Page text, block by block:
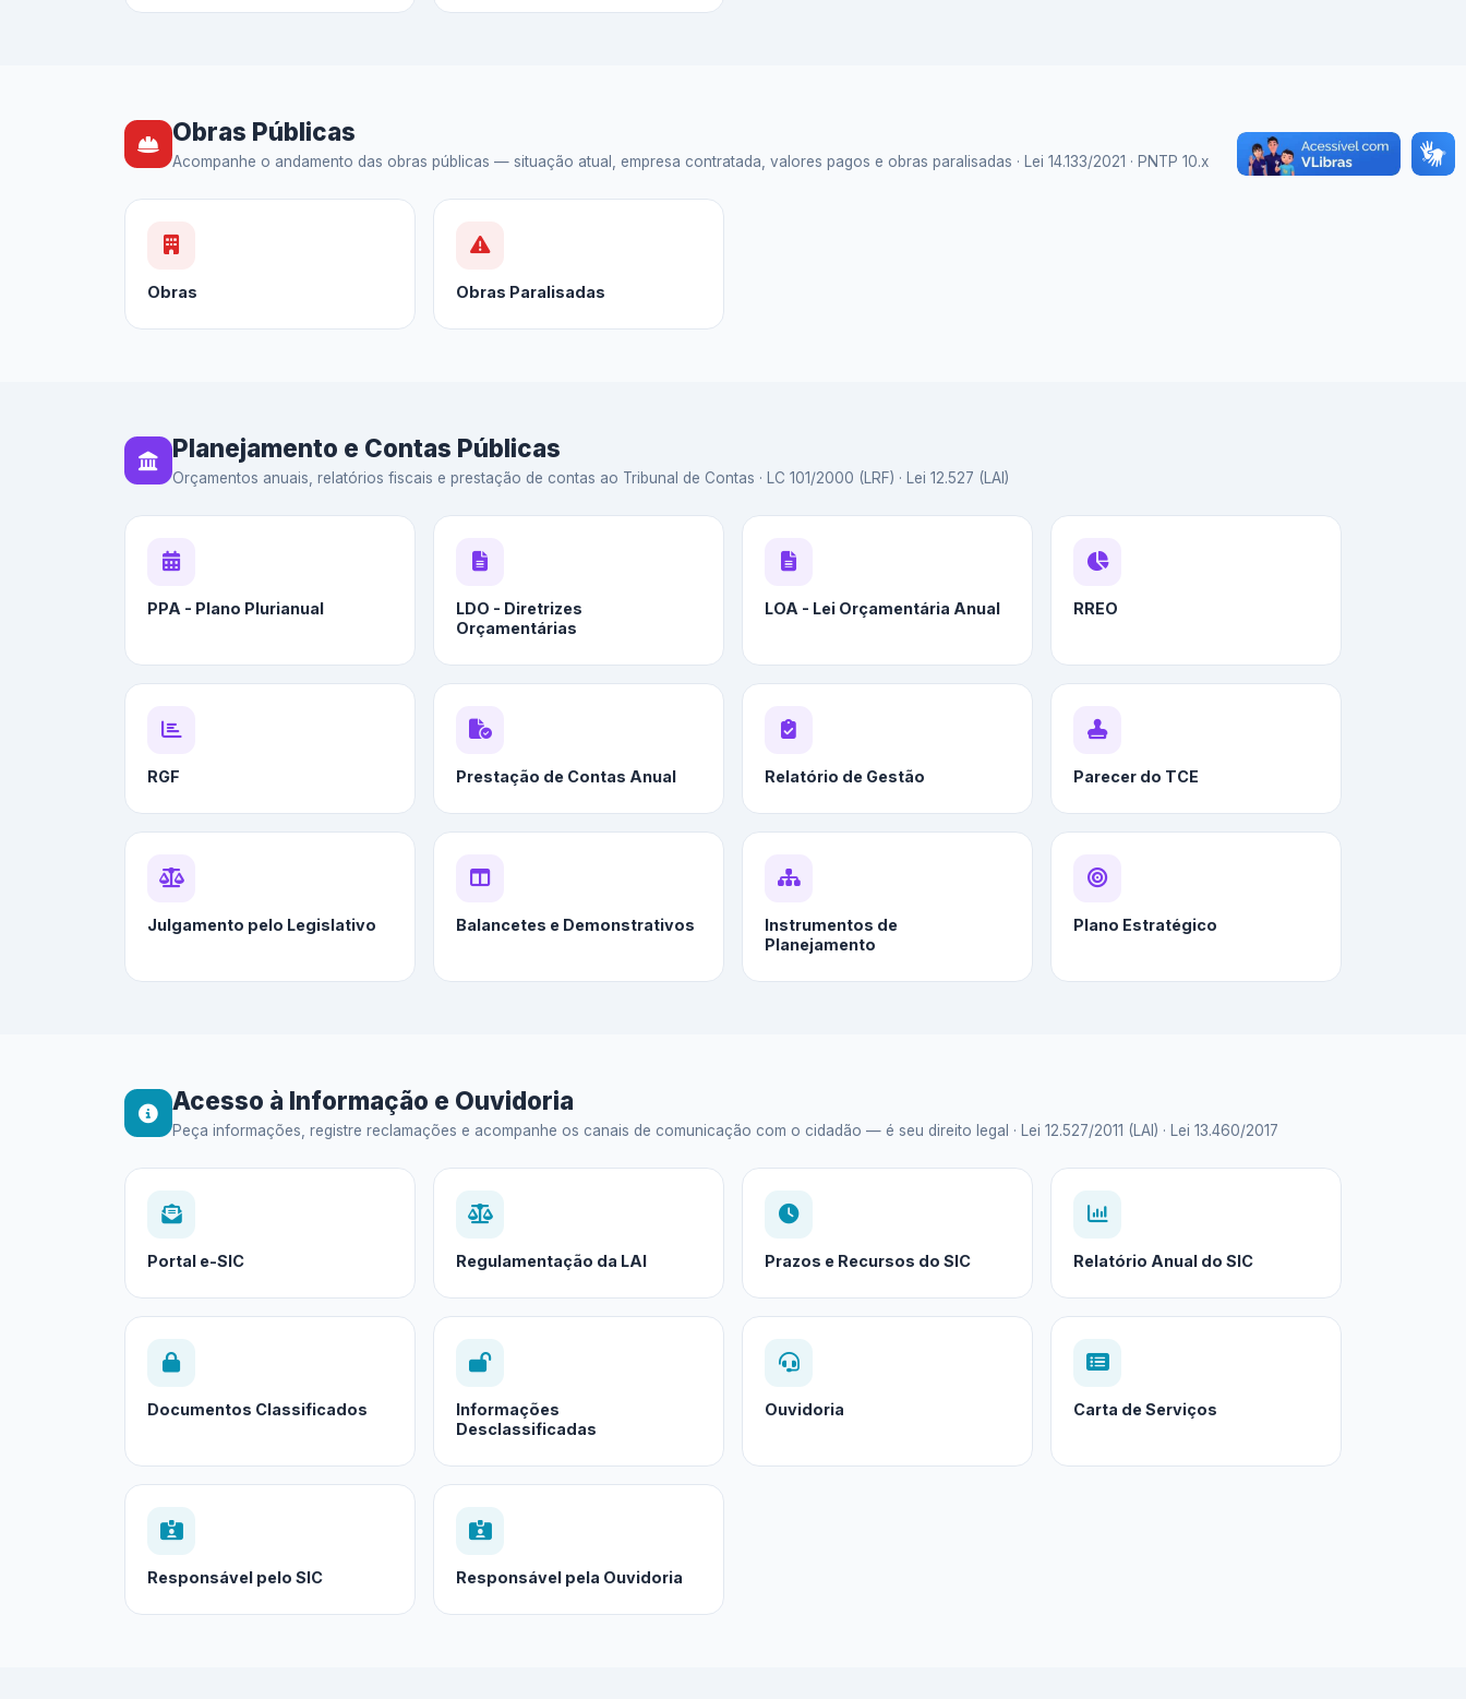
Obras Públicas
Acompanhe o andamento das obras públicas — situação atual, empresa contratada, valores pagos e obras paralisadas · Lei 14.133/2021 · PNTP 10.x
Obras Obras Paralisadas
Planejamento e Contas Públicas
Orçamentos anuais, relatórios fiscais e prestação de contas ao Tribunal de Contas · LC 101/2000 (LRF) · Lei 12.527 (LAI)
PPA - Plano Plurianual
LDO - Diretrizes
Orçamentárias
LOA - Lei Orçamentária Anual RREO
RGF Prestação de Contas Anual Relatório de Gestão Parecer do TCE
Julgamento pelo Legislativo Balancetes e Demonstrativos
Instrumentos de
Planejamento
Plano Estratégico
Acesso à Informação e Ouvidoria
Peça informações, registre reclamações e acompanhe os canais de comunicação com o cidadão — é seu direito legal · Lei 12.527/2011 (LAI) · Lei 13.460/2017
Portal e-SIC Regulamentação da LAI Prazos e Recursos do SIC Relatório Anual do SIC
Documentos Classificados
Informações
Desclassificadas
Ouvidoria Carta de Serviços
Responsável pelo SIC Responsável pela Ouvidoria